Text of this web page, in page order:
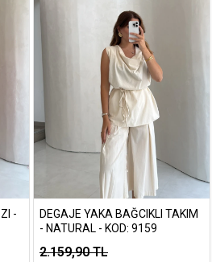
-
DEGAJE YAKA BAĞCIKLI TAKIM
- NATURAL - KOD: 9159
2.159,90 TL